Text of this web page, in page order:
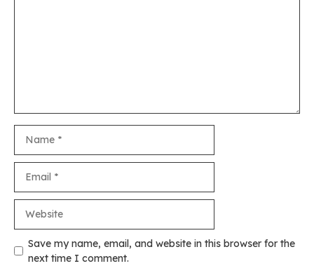
Save my name, email, and website in this browser for the
next time I comment.